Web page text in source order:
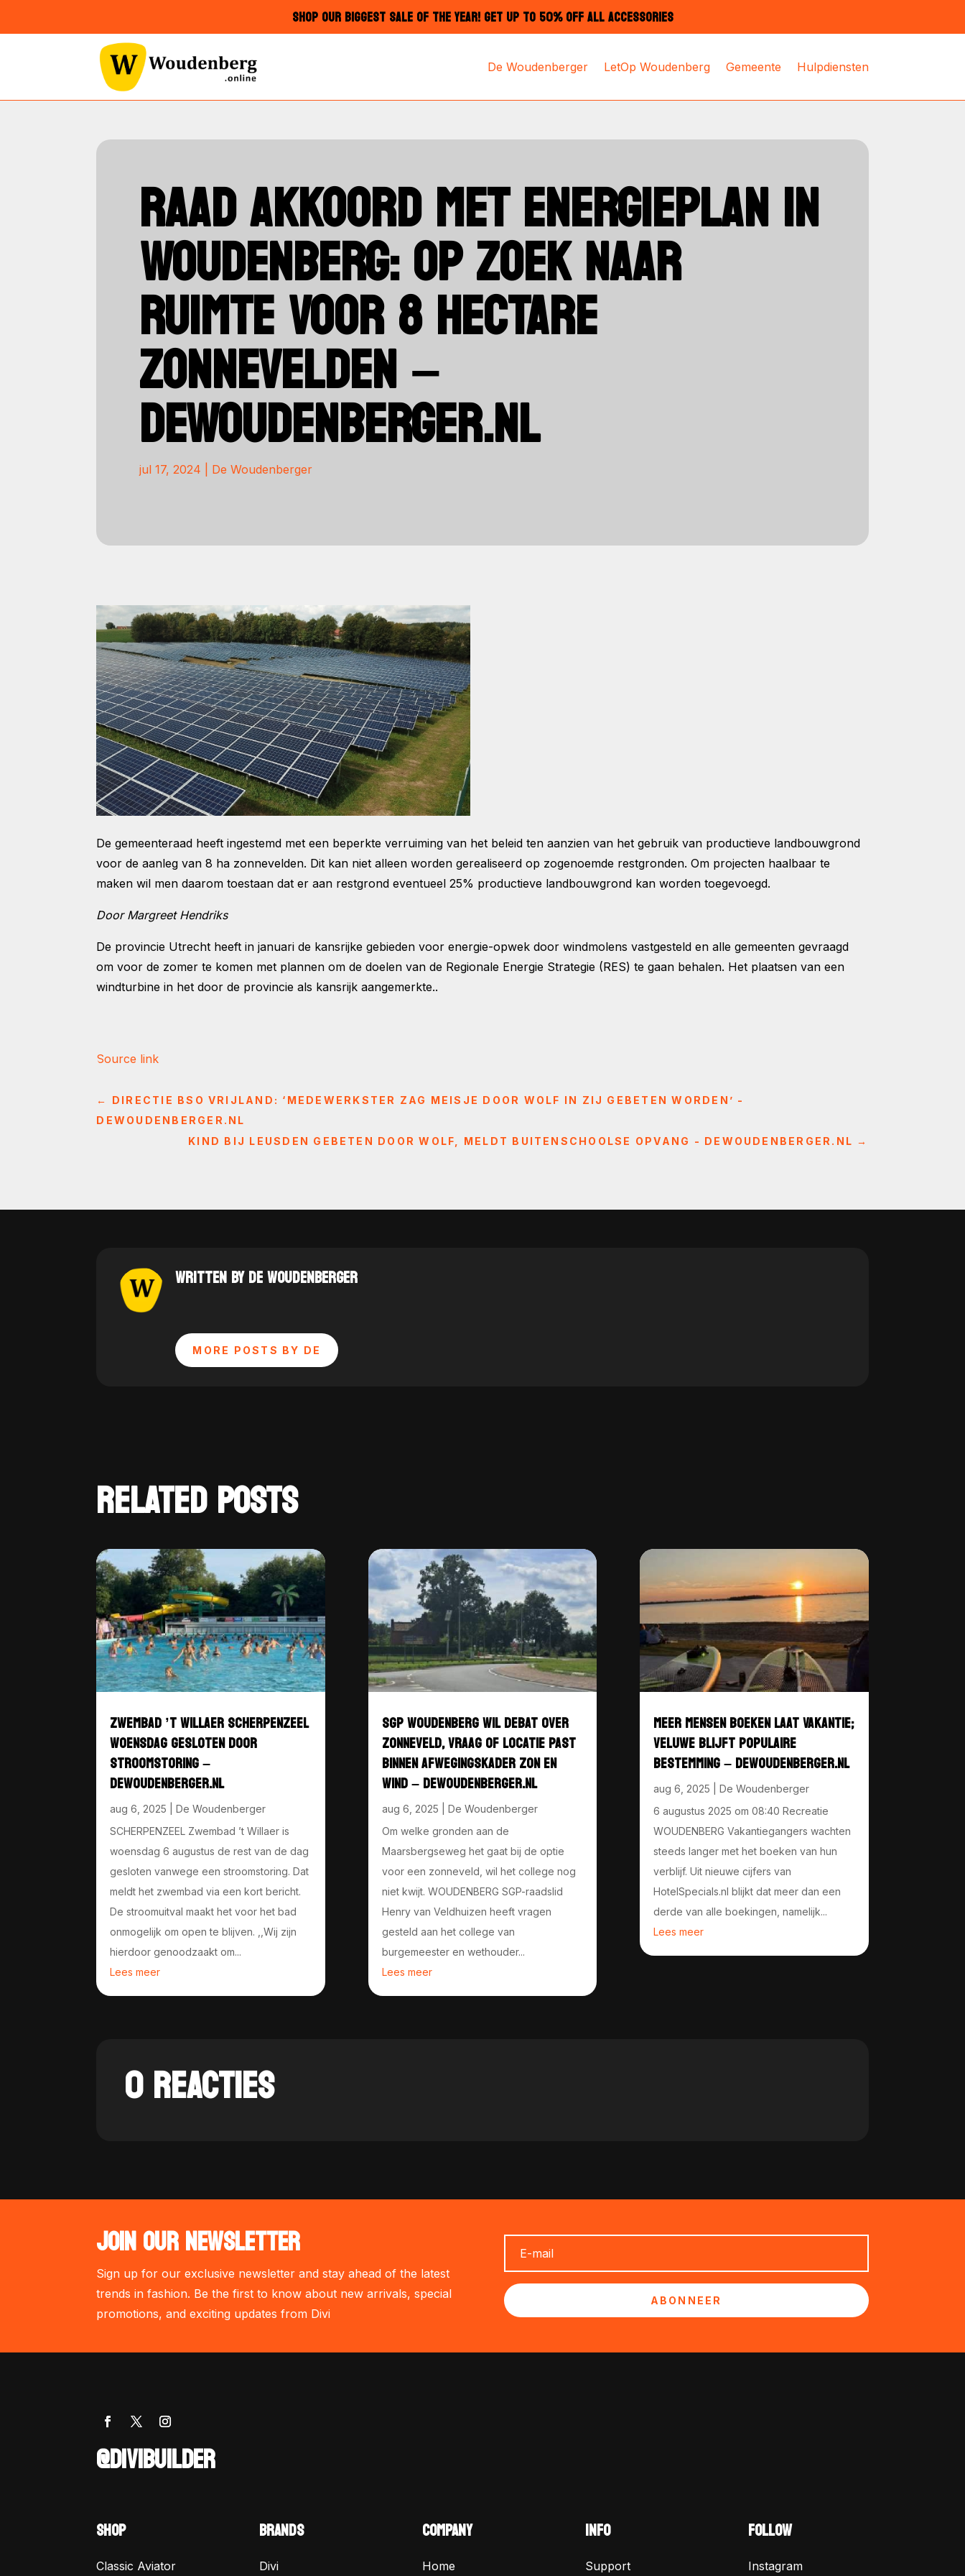
SHOP OUR BIGGEST SALE OF THE YEAR! GET UP TO 50% OFF ALL ACCESSORIES
De Woudenberger LetOp Woudenberg Gemeente Hulpdiensten
RAAD AKKOORD MET ENERGIEPLAN IN
WOUDENBERG: OP ZOEK NAAR
RUIMTE VOOR 8 HECTARE
ZONNEVELDEN –
DEWOUDENBERGER.NL
jul 17, 2024 De Woudenberger
De gemeenteraad heeft ingestemd met een beperkte verruiming van het beleid ten aanzien van het gebruik van productieve landbouwgrond
voor de aanleg van 8 ha zonnevelden. Dit kan niet alleen worden gerealiseerd op zogenoemde restgronden. Om projecten haalbaar te
maken wil men daarom toestaan dat er aan restgrond eventueel 25% productieve landbouwgrond kan worden toegevoegd.
Door Margreet Hendriks
De provincie Utrecht heeft in januari de kansrijke gebieden voor energie-opwek door windmolens vastgesteld en alle gemeenten gevraagd
om voor de zomer te komen met plannen om de doelen van de Regionale Energie Strategie (RES) te gaan behalen. Het plaatsen van een
windturbine in het door de provincie als kansrijk aangemerkte..
Source link
← DIRECTIE BSO VRIJLAND: ‘MEDEWERKSTER ZAG MEISJE DOOR WOLF IN ZIJ GEBETEN WORDEN’ -
DEWOUDENBERGER.NL
KIND BIJ LEUSDEN GEBETEN DOOR WOLF, MELDT BUITENSCHOOLSE OPVANG - DEWOUDENBERGER.NL →
WRITTEN BY DE WOUDENBERGER
MORE POSTS BY DE
RELATED POSTS
ZWEMBAD ’T WILLAER SCHERPENZEEL
WOENSDAG GESLOTEN DOOR
STROOMSTORING –
DEWOUDENBERGER.NL
aug 6, 2025
De Woudenberger
SCHERPENZEEL Zwembad ’t Willaer is
woensdag 6 augustus de rest van de dag
gesloten vanwege een stroomstoring. Dat
meldt het zwembad via een kort bericht.
De stroomuitval maakt het voor het bad
onmogelijk om open te blijven. ,,Wij zijn
hierdoor genoodzaakt om...
Lees meer
SGP WOUDENBERG WIL DEBAT OVER
ZONNEVELD, VRAAG OF LOCATIE PAST
BINNEN AFWEGINGSKADER ZON EN
WIND – DEWOUDENBERGER.NL
aug 6, 2025
De Woudenberger
Om welke gronden aan de
Maarsbergseweg het gaat bij de optie
voor een zonneveld, wil het college nog
niet kwijt. WOUDENBERG SGP-raadslid
Henry van Veldhuizen heeft vragen
gesteld aan het college van
burgemeester en wethouder...
Lees meer
MEER MENSEN BOEKEN LAAT VAKANTIE;
VELUWE BLIJFT POPULAIRE
BESTEMMING – DEWOUDENBERGER.NL
aug 6, 2025
De Woudenberger
6 augustus 2025 om 08:40 Recreatie
WOUDENBERG Vakantiegangers wachten
steeds langer met het boeken van hun
verblijf. Uit nieuwe cijfers van
HotelSpecials.nl blijkt dat meer dan een
derde van alle boekingen, namelijk...
Lees meer
0 REACTIES
JOIN OUR NEWSLETTER
Sign up for our exclusive newsletter and stay ahead of the latest
trends in fashion. Be the first to know about new arrivals, special
promotions, and exciting updates from Divi
ABONNEER
@DIVIBUILDER
SHOP
Classic Aviator
BRANDS
Divi
COMPANY
Home
INFO
Support
FOLLOW
Instagram